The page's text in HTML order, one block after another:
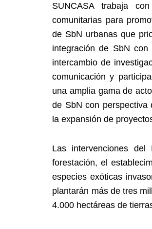
SUNCASA trabaja
comunitarias para
de SbN urbanas que
integración de SbN
intercambio de
comunicación y
una amplia gama de
de SbN con perspectiva
la expansión de
Las intervenciones del
forestación, el
especies exóticas
plantarán más de tres
4.000 hectáreas de